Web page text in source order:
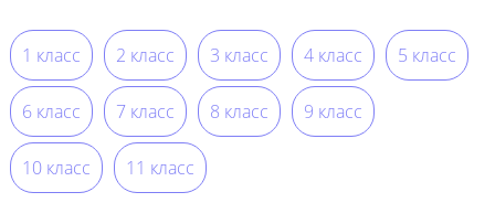
1 класс 2 класс 3 класс 4 класс 5 класс
6 класс 7 класс 8 класс 9 класс
10 класс 11 класс